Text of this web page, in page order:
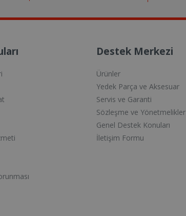
Destek Merkezi
Ürünler
Yedek Parça ve Aksesuar
Servis ve Garanti
Sözleşme ve Yönetmelikler
Genel Destek Konuları
İletişim Formu